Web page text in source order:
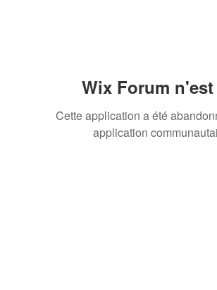
Wix Forum
Cette application a été
application